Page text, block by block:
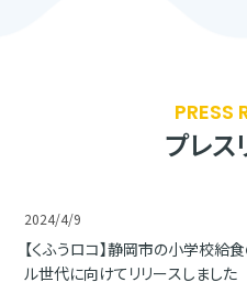
PRESS
プレス
2024/4/9
【くふうロコ】静岡市の小学校給
ル世代に向けてリリースしました